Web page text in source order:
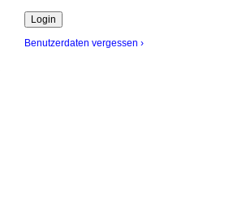
Benutzerdaten vergessen ›